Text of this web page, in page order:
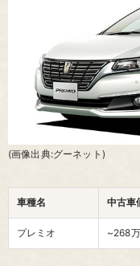
(画像出典:グーネット)
車種名 中古車
プレミオ ~268